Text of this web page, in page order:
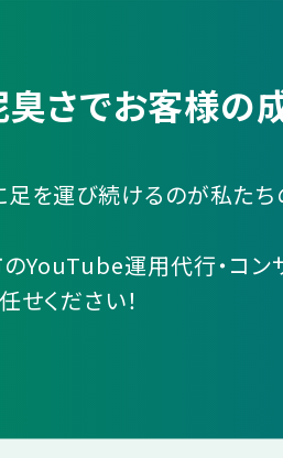
さでお客様の成
足を運び続けるのが私たち
YouTube運用代行・コン
せください！